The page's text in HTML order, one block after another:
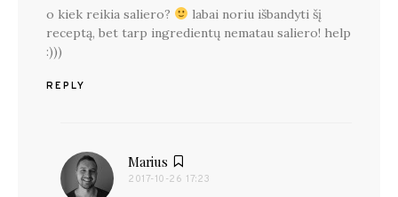
o kiek reikia saliero?
labai noriu išbandyti šį
receptą, bet tarp ingredientų nematau saliero! help
:)))
REPLY
Marius
2017-10-26 17:23